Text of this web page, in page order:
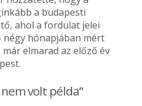
a budapesti
ahol a fordulat jelei
négy hónapjában mért
elmarad az előző év
volt példa”